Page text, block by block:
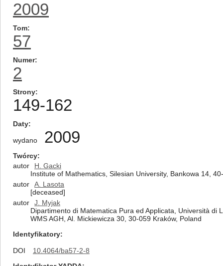
2009
Tom
57
Numer
2
Strony
149-162
Daty
wydano 2009
Twórcy
autor
H. Gacki
Institute of Mathematics, Silesian University, Bankowa 14,
autor
A. Lasota
[deceased]
autor
J. Myjak
Dipartimento di Matematica Pura ed Applicata, Università di
WMS AGH, Al. Mickiewicza 30, 30-059 Kraków, Poland
Identyfikatory
DOI
10.4064/ba57-2-8